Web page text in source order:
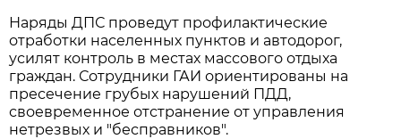
Наряды ДПС проведут профилактические
отработки населенных пунктов и автодорог,
усилят контроль в местах массового отдыха
граждан. Сотрудники ГАИ ориентированы на
пресечение грубых нарушений ПДД,
своевременное отстранение от управления
нетрезвых и "бесправников".